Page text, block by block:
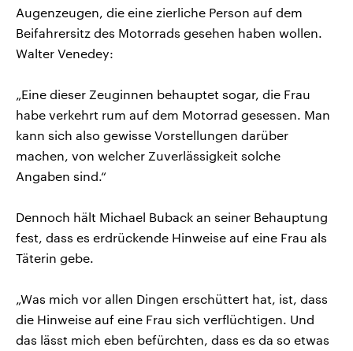
Augenzeugen, die eine zierliche Person auf dem
Beifahrersitz des Motorrads gesehen haben wollen.
Walter Venedey:
„Eine dieser Zeuginnen behauptet sogar, die Frau
habe verkehrt rum auf dem Motorrad gesessen. Man
kann sich also gewisse Vorstellungen darüber
machen, von welcher Zuverlässigkeit solche
Angaben sind.“
Dennoch hält Michael Buback an seiner Behauptung
fest, dass es erdrückende Hinweise auf eine Frau als
Täterin gebe.
„Was mich vor allen Dingen erschüttert hat, ist, dass
die Hinweise auf eine Frau sich verflüchtigen. Und
das lässt mich eben befürchten, dass es da so etwas